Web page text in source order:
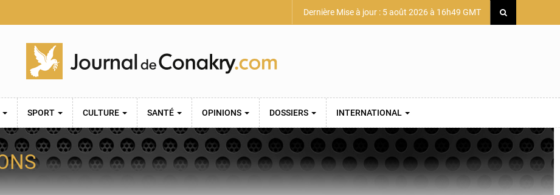
Dernière Mise à jour : 5 août 2026 à 16h49 GMT
SPORT CULTURE SANTÉ OPINIONS DOSSIERS INTERNATIONAL